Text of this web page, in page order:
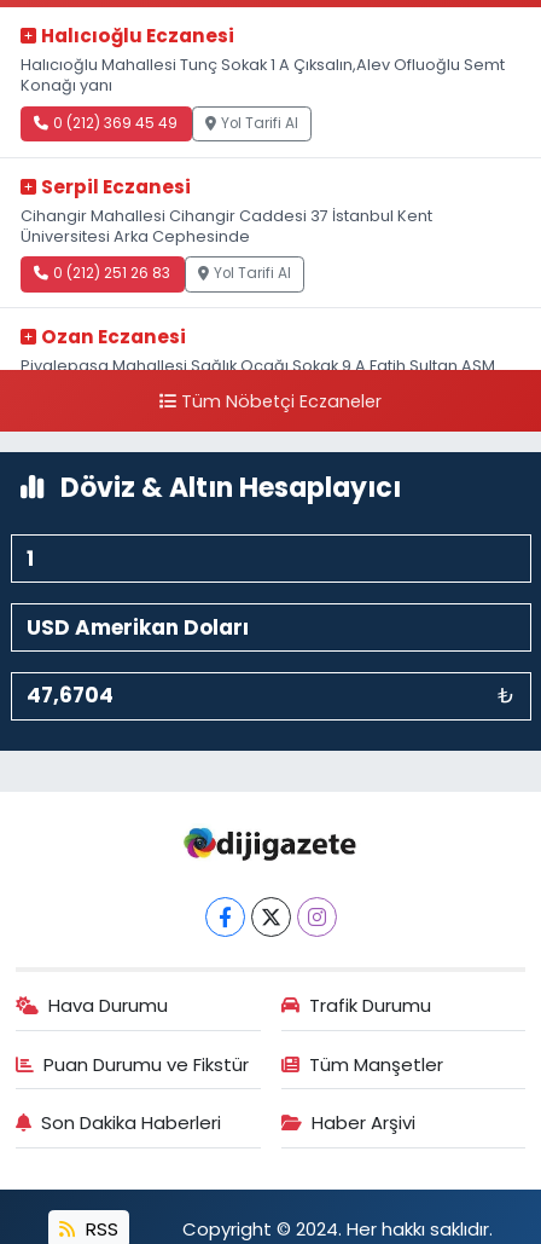
Halıcıoğlu Eczanesi
Halıcıoğlu Mahallesi Tunç Sokak 1 A Çıksalın,Alev Ofluoğlu Semt
Konağı yanı
0 (212) 369 45 49 Yol Tarifi Al
Serpil Eczanesi
Cihangir Mahallesi Cihangir Caddesi 37 İstanbul Kent
Üniversitesi Arka Cephesinde
0 (212) 251 26 83 Yol Tarifi Al
Ozan Eczanesi
Piyalepaşa Mahallesi Sağlık Ocağı Sokak 9 A Fatih Sultan ASM
Tüm Nöbetçi Eczaneler
Döviz & Altın Hesaplayıcı
₺
Hava Durumu Trafik Durumu
Puan Durumu ve Fikstür Tüm Manşetler
Son Dakika Haberleri Haber Arşivi
RSS Copyright © 2024. Her hakkı saklıdır.